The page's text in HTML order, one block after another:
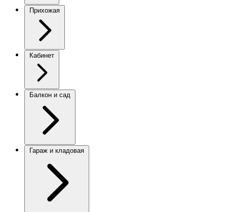
Прихожая
Кабинет
Балкон и сад
Гараж и кладовая